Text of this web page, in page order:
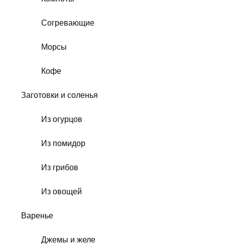
Согревающие
Морсы
Кофе
Заготовки и соленья
Из огурцов
Из помидор
Из грибов
Из овощей
Варенье
Джемы и желе